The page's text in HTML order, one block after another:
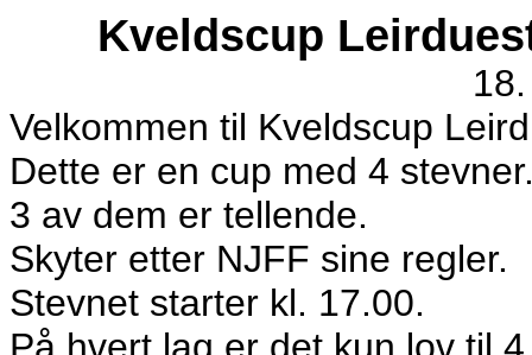
Kveldscup
Velkommen til Kveldscup
Dette er en cup med 4
3 av dem er tellende.
Skyter etter NJFF sine regler.
Stevnet starter kl. 17.00.